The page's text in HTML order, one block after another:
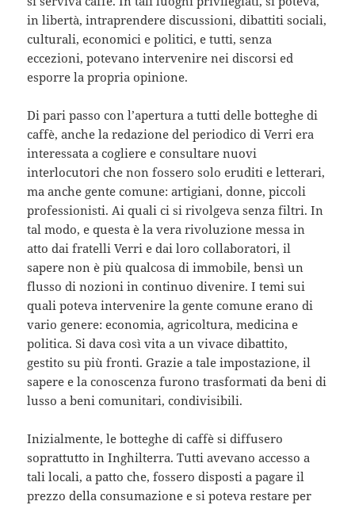
in libertà, intraprendere discussioni, dibattiti sociali,
culturali, economici e politici, e tutti, senza
eccezioni, potevano intervenire nei discorsi ed
esporre la propria opinione.
Di pari passo con l’apertura a tutti delle botteghe di
caffè, anche la redazione del periodico di Verri era
interessata a cogliere e consultare nuovi
interlocutori che non fossero solo eruditi e letterari,
ma anche gente comune: artigiani, donne, piccoli
professionisti. Ai quali ci si rivolgeva senza filtri. In
tal modo, e questa è la vera rivoluzione messa in
atto dai fratelli Verri e dai loro collaboratori, il
sapere non è più qualcosa di immobile, bensì un
flusso di nozioni in continuo divenire. I temi sui
quali poteva intervenire la gente comune erano di
vario genere: economia, agricoltura, medicina e
politica. Si dava così vita a un vivace dibattito,
gestito su più fronti. Grazie a tale impostazione, il
sapere e la conoscenza furono trasformati da beni di
lusso a beni comunitari, condivisibili.
Inizialmente, le botteghe di caffè si diffusero
soprattutto in Inghilterra. Tutti avevano accesso a
tali locali, a patto che, fossero disposti a pagare il
prezzo della consumazione e si poteva restare per